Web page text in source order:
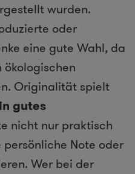
wurden.
oder
eine gute Wahl, da
Originalität spielt
gutes
nicht nur praktisch
Note oder
Wer bei der